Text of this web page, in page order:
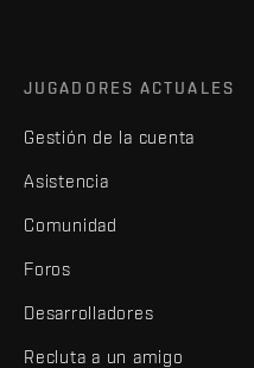
JUGADORES ACTUALES
Gestión de la cuenta
Asistencia
Comunidad
Foros
Desarrolladores
Recluta a un amigo